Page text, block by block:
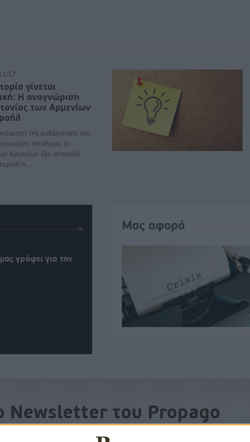
γίνεται
Η αναγνώριση
των Αρμενίων
της κυβέρνησης του
επισήμως τη
Αρμενίων δεν αποτελεί
ή..
γράφει για την
Μας αφορά
Newsletter του Propago
Λάβετε την ανάλυση της ημέρας στο email σας